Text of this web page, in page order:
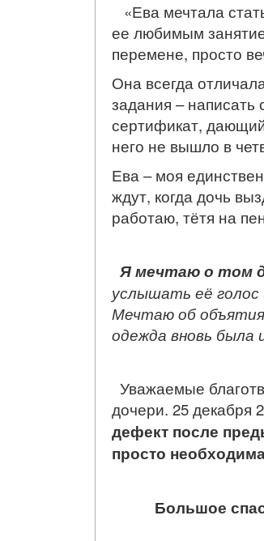
«Ева мечтала
ее любимым
перемене, просто
Она всегда
задания – написать
сертификат,
него не вышло в
Ева – моя
ждут, когда дочь
работаю, тётя на
Я мечтаю о том
услышать её
Мечтаю об
одежда вновь была
Уважаемые
дочери. 25 декабря
дефект после
просто
Большое